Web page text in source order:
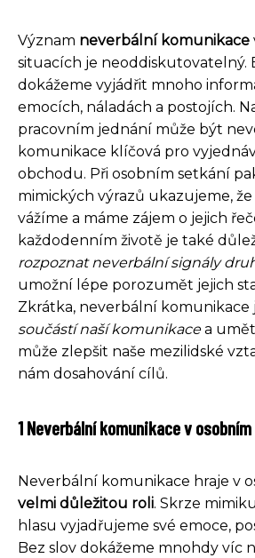
Význam neverbální komunikace
situacích je neoddiskutovatelný.
dokážeme vyjádřit mnoho
emocích, náladách a postojích.
pracovním jednání může být
komunikace klíčová pro
obchodu. Při osobním setkání
mimických výrazů ukazujeme,
vážíme a máme zájem o jejich
každodenním životě je také
rozpoznat neverbální signály
umožní lépe porozumět jejich
Zkrátka, neverbální komunikace
součástí naší komunikacea umět
může zlepšit naše mezilidské
nám dosahování cílů.
1 Neverbální komunikace v
Neverbální komunikace hraje v
velmi důležitou roli. Skrze
hlasu vyjadřujeme své emoce,
Bez slov dokážeme mnohdy víc